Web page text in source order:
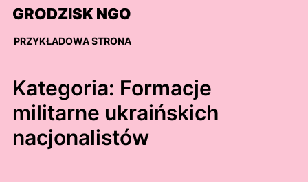
Skip
content
GRODZISK NGO
PRZYKŁADOWA STRONA
Kategoria: Formacje
militarne ukraińskich
nacjonalistów